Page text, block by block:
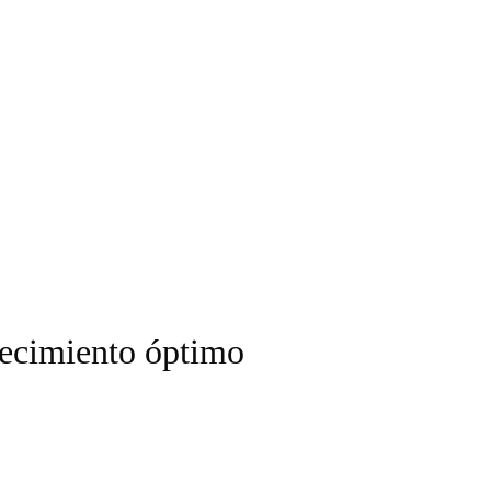
óptimo